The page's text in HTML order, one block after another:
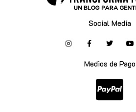
Social Media
Medios de Pago